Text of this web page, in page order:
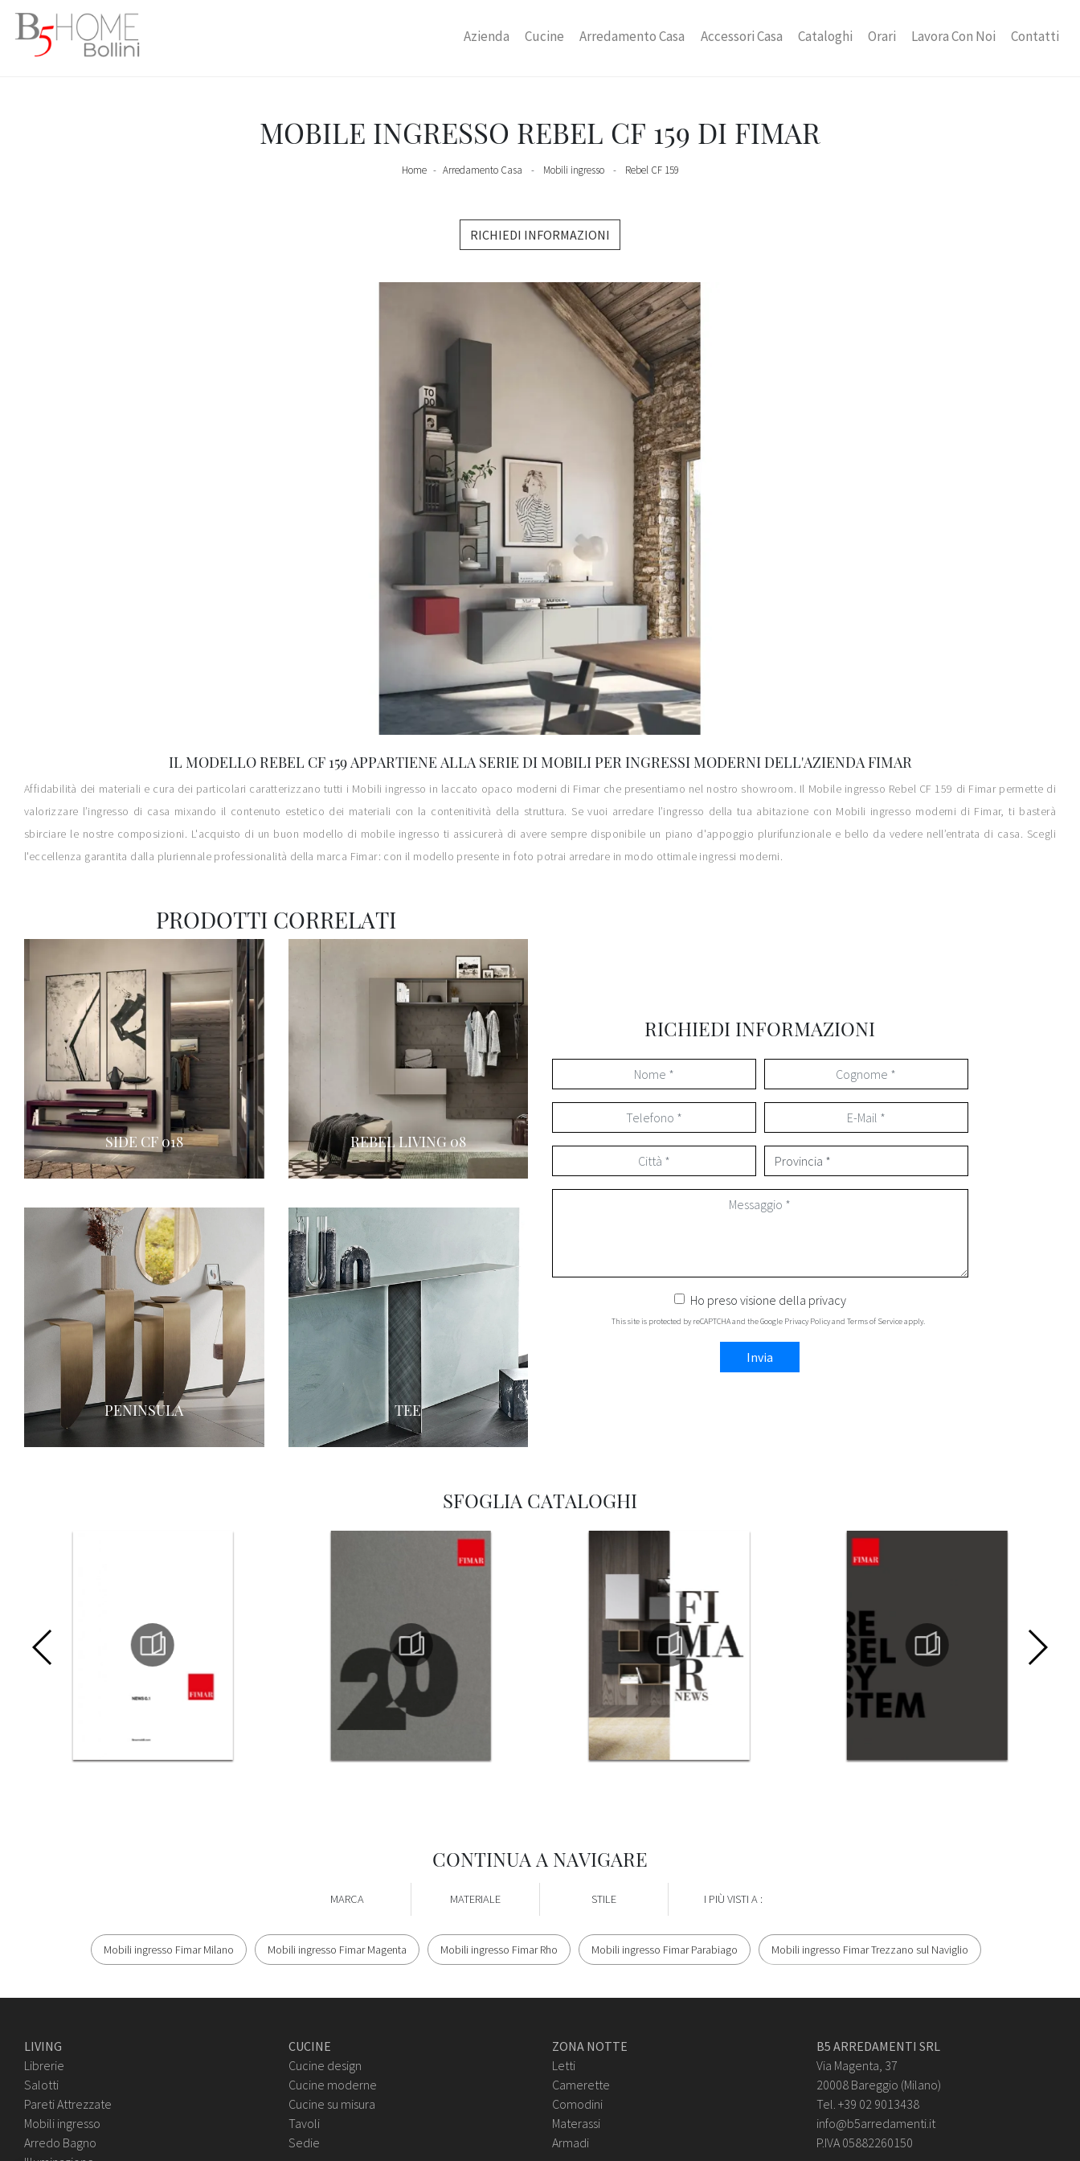
Azienda Cucine Arredamento Casa Accessori Casa Cataloghi Orari Lavora Con Noi Contatti
MOBILE INGRESSO REBEL CF 159 DI FIMAR
Home - Arredamento Casa - Mobili ingresso - Rebel CF 159
RICHIEDI INFORMAZIONI
IL MODELLO REBEL CF 159 APPARTIENE ALLA SERIE DI MOBILI PER INGRESSI MODERNI DELL'AZIENDA FIMAR
Affidabilità dei materiali e cura dei particolari caratterizzano tutti i Mobili ingresso in laccato opaco moderni di Fimar che presentiamo nel nostro showroom. Il Mobile ingresso Rebel CF 159 di Fimar permette di
valorizzare l’ingresso di casa mixando il contenuto estetico dei materiali con la contenitività della struttura. Se vuoi arredare l’ingresso della tua abitazione con Mobili ingresso moderni di Fimar, ti basterà
sbirciare le nostre composizioni. L'acquisto di un buon modello di mobile ingresso ti assicurerà di avere sempre disponibile un piano d'appoggio plurifunzionale e bello da vedere nell’entrata di casa. Scegli
l'eccellenza garantita dalla pluriennale professionalità della marca Fimar: con il modello presente in foto potrai arredare in modo ottimale ingressi moderni.
PRODOTTI CORRELATI
SIDE CF 018 REBEL LIVING 08
PENINSULA TEE
RICHIEDI INFORMAZIONI
Ho preso visione della privacy
This site is protected by reCAPTCHA and the Google Privacy Policyand Terms of Serviceapply.
Invia
SFOGLIA CATALOGHI
CONTINUA A NAVIGARE
MARCA MATERIALE STILE I PIÙ VISTI A :
Mobili ingresso Fimar Milano Mobili ingresso Fimar Magenta Mobili ingresso Fimar Rho Mobili ingresso Fimar Parabiago Mobili ingresso Fimar Trezzano sul Naviglio
LIVING
Librerie
Salotti
Pareti Attrezzate
Mobili ingresso
Arredo Bagno
CUCINE
Cucine design
Cucine moderne
Cucine su misura
Tavoli
Sedie
ZONA NOTTE
Letti
Camerette
Comodini
Materassi
Armadi
B5 ARREDAMENTI SRL
Via Magenta, 37
20008 Bareggio (Milano)
Tel. +39 02 9013438
info@b5arredamenti.it
P.IVA 05882260150